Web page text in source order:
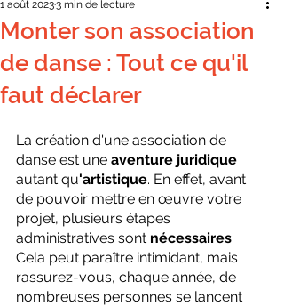
Monter son association
de danse : Tout ce qu'il
faut déclarer
1 août 20233 min de lecture
La création d'une association de
danse est une aventure juridique
autant qu'artistique. En effet, avant
de pouvoir mettre en œuvre votre
projet, plusieurs étapes
administratives sont nécessaires.
Cela peut paraître intimidant, mais
rassurez-vous, chaque année, de
nombreuses personnes se lancent